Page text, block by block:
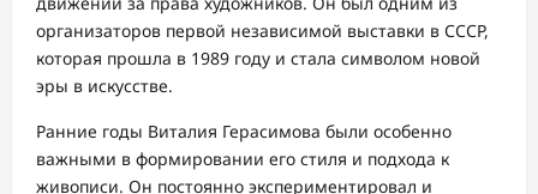
организаторов первой независимой выставки в СССР,
которая прошла в 1989 году и стала символом новой
эры в искусстве.
Ранние годы Виталия Герасимова были особенно
важными в формировании его стиля и подхода к
живописи. Он постоянно экспериментировал и